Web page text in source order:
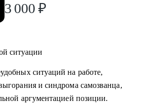
3 000 ₽
ситуации
ситуаций на работе,
и синдрома самозванца,
аргументацией позиции.